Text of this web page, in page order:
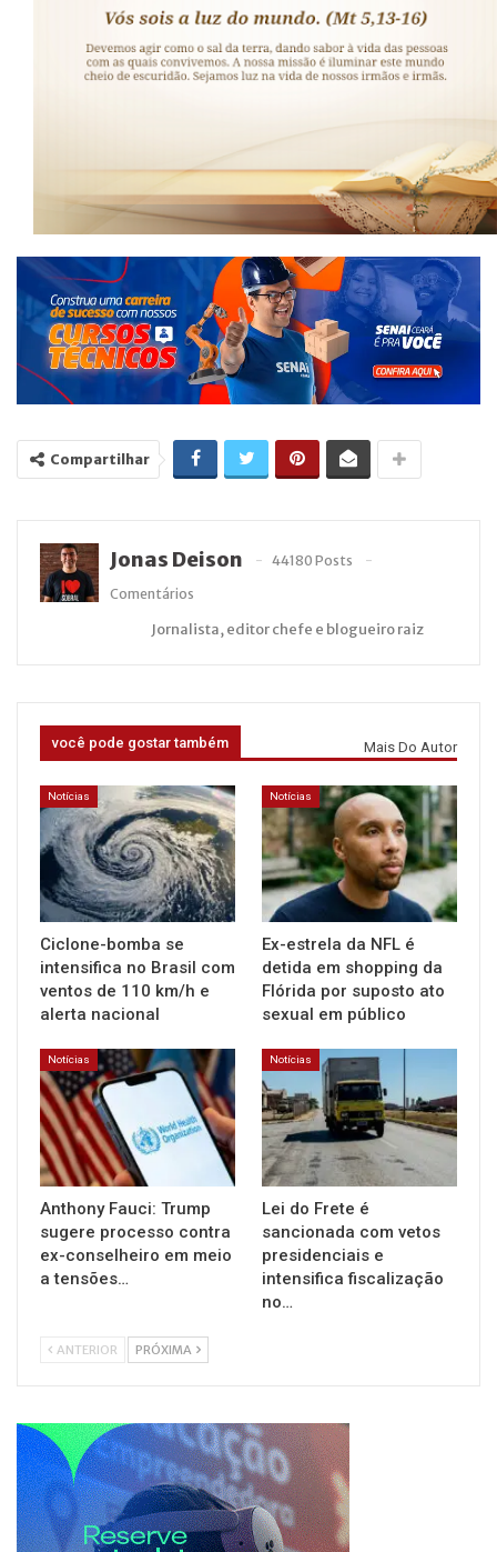
Compartilhar
Jonas Deison
44180 Posts
Comentários
Jornalista, editor chefe e blogueiro raiz
você pode gostar também Mais Do Autor
Notícias
Ciclone-bomba se
intensifica no Brasil com
ventos de 110 km/h e
alerta nacional
Notícias
Ex-estrela da NFL é
detida em shopping da
Flórida por suposto ato
sexual em público
Notícias
Anthony Fauci: Trump
sugere processo contra
ex-conselheiro em meio
a tensões…
Notícias
Lei do Frete é
sancionada com vetos
presidenciais e
intensifica fiscalização
no…
ANTERIOR PRÓXIMA